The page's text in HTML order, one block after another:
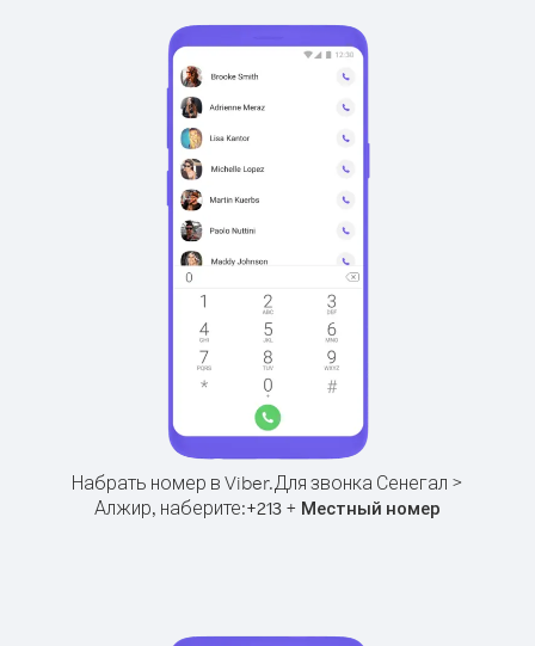
Набрать номер в Viber.Для звонка Сенегал >
Алжир, наберите:+213 + Местный номер